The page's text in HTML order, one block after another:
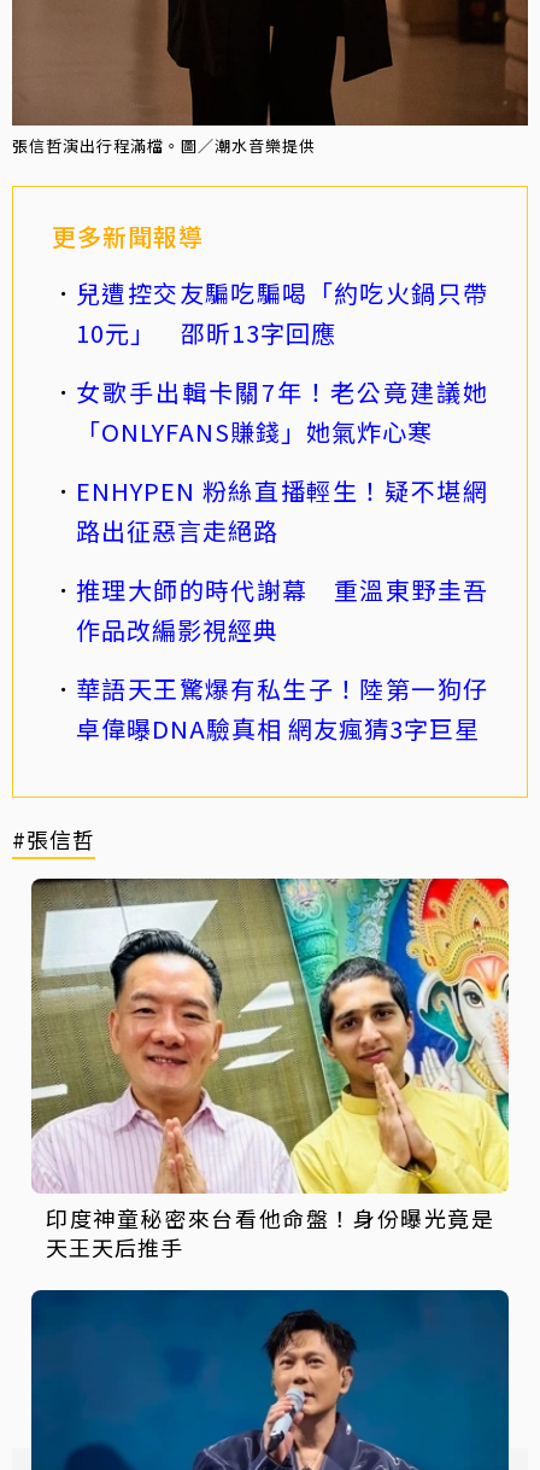
張信哲演出行程滿檔。圖／潮水音樂提供
更多新聞報導
兒遭控交友騙吃騙喝「約吃火鍋只帶
10元」 邵昕13字回應
女歌手出輯卡關7年！老公竟建議她
「ONLYFANS賺錢」她氣炸心寒
ENHYPEN 粉絲直播輕生！疑不堪網
路出征惡言走絕路
推理大師的時代謝幕 重溫東野圭吾
作品改編影視經典
華語天王驚爆有私生子！陸第一狗仔
卓偉曝DNA驗真相 網友瘋猜3字巨星
#張信哲
印度神童秘密來台看他命盤！身份曝光竟是
天王天后推手